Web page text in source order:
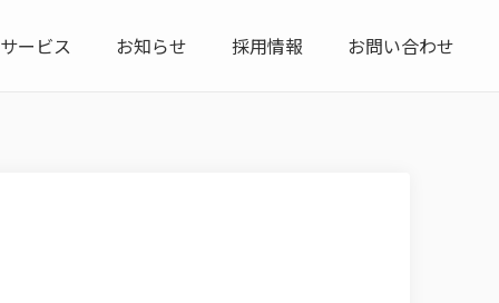
サービス お知らせ 採用情報 お問い合わせ